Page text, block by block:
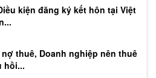
kiện đăng ký kết hôn tại Việt
nợ thuê, Doanh nghiệp nên thuê
hồi...